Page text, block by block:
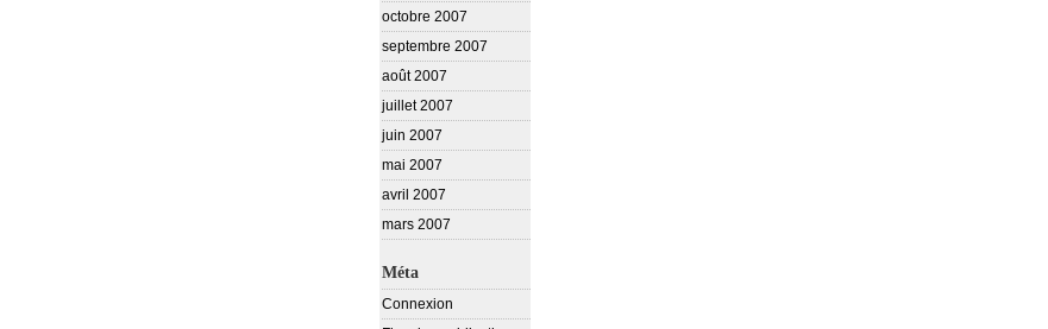
octobre 2007
septembre 2007
août 2007
juillet 2007
juin 2007
mai 2007
avril 2007
mars 2007
Méta
Connexion